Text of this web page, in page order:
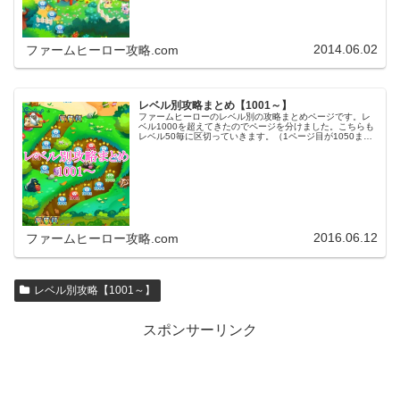
ファームヒーロー攻略.com 2014.06.02
レベル別攻略まとめ【1001～】
ファームヒーローのレベル別の攻略まとめページです。レ
ベル1000を超えてきたのでページを分けました。こちらも
レベル50毎に区切っていきます。（1ページ目が1050ま
ファームヒーロー攻略.com 2016.06.12
レベル別攻略【1001～】
スポンサーリンク